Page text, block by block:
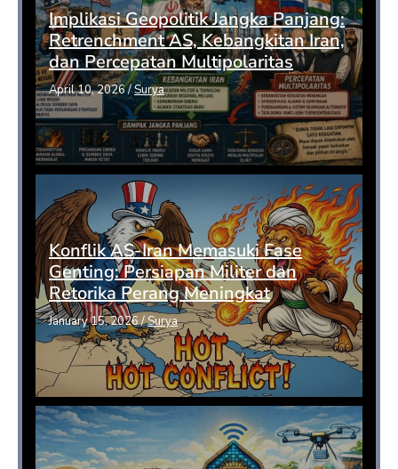
Implikasi Geopolitik Jangka Panjang:
Retrenchment AS, Kebangkitan Iran,
dan Percepatan Multipolaritas
April 10, 2026/Surya
Konflik AS-Iran Memasuki Fase
Genting: Persiapan Militer dan
Retorika Perang Meningkat
January 15, 2026/Surya